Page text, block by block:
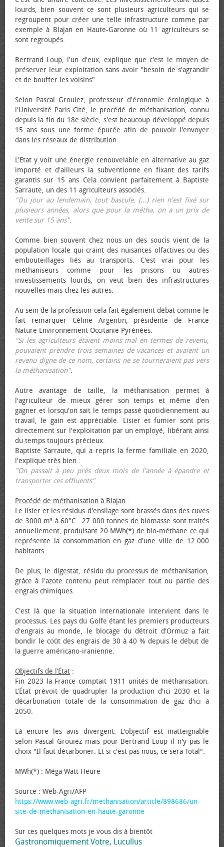
lourds, bien souvent ce sont plusieurs agriculteurs qui se
regroupent pour créer une telle infrastructure comme par
exemple à Blajan en Haute-Garonne où 11 agriculteurs se
sont regroupés.
Bertrand Loup, l'un d'eux, explique que c'est le moyen de
préserver leur exploitation sans avoir "besoin de s'agrandir
et de bouffer les voisins".
Selon Pascal Grouiez, professeur d'économie écologique à
l'Université Paris Cité, le procédé de méthanisation, connu
depuis la fin du 18e siècle, s'est beaucoup développé depuis
15 ans sous une forme épurée afin de pouvoir l'envoyer
dans les réseaux de distribution.
L'Etat y voit une énergie renouvelable en alternative au gaz
importé et d'ailleurs la subventionne en fixant des tarifs
garantis sur 15 ans Cela convient parfaitement à Baptiste
Sarraute, un des 11 agriculteurs associés.
"Du jour au lendemain, tout bascule, (...) rien n'est fixé sur
plusieurs années, alors que pour la métha, on a un prix de
vente sur 15 ans".
Comme bien souvent chez nous un des soucis vient de la
population locale qui craint des nuisances olfactives ou des
embouteillages liés au transports. C'est vrai pour les
méthaniseurs comme pour les prisons ou autres
investissements lourds, on veut bien des infrastructures
nouvelles mais chez les autres.
Au sein de la profession cela fait également débat comme le
fait remarquer Céline Argentin, présidente de France
Nature Environnement Occitanie Pyrénées.
"Si les agriculteurs étaient moins mal en termes de revenu,
pouvaient prendre trois semaines de vacances et avaient un
revenu digne de ce nom, certains ne se tourneraient pas vers
la méthanisation".
Autre avantage de taille, la méthanisation permet à
l'agriculteur de mieux gérer son temps et même d'en
gagner et lorsqu'on sait le temps passé quotidiennement au
travail, le gain est appréciable. Lisier et fumier sont pris
directement sur l'exploitation par un employé, libérant ainsi
du temps toujours précieux.
Baptiste Sarraute, qui a repris la ferme familiale en 2020,
l'explique très bien :
"On passait à peu près deux mois de l'année à épandre et
transporter ces effluents".
Procédé de méthanisation à Blajan :
Le lisier et les résidus d'ensilage sont brassés dans des cuves
de 3000 m³ à 60°C . 27 000 tonnes de biomasse sont traités
annuellement, produisant 20 MWh(*) de bio-méthane ce qui
représente la consommation en gaz d'une ville de 12.000
habitants.
De plus, le digestat, résidu du processus de méthanisation,
grâce à l'azote contenu peut remplacer tout ou partie des
engrais chimiques.
C'est là que la situation internationale intervient dans le
processus. Les pays du Golfe étant les premiers producteurs
d'engrais au monde, le blocage du détroit d'Ormuz a fait
bondir le coût des engrais de 30 à 40 % depuis le début de
la guerre américano-iranienne.
Objectifs de l’État :
Fin 2023 la France comptait 1911 unités de méthanisation.
L’État prévoit de quadrupler la production d'ici 2030 et la
décarbonation totale de la consommation de gaz d'ici à
2050.
Là encore les avis divergent. L'objectif est inatteignable
selon Pascal Grouiez mais pour Bertrand Loup il n'y pas le
choix "Il faut décarboner. Et si c'est pas nous, ce sera Total".
MWh(*) : Méga Watt Heure
Source : Web-Agri/AFP
https://www.web-agri.fr/methanisation/article/898686/un-
site-de-methanisation-en-haute-garonne
Sur ces quelques mots je vous dis à bientôt
Gastronomiquement Votre, Lucullus